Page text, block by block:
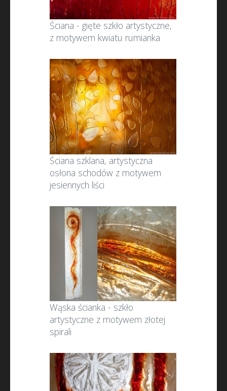
Ściana - gięte szkło artystyczne,
z motywem kwiatu rumianka
Ściana szklana, artystyczna
osłona schodów z motywem
jesiennych liści
Wąska ścianka - szkło
artystyczne z motywem złotej
spirali